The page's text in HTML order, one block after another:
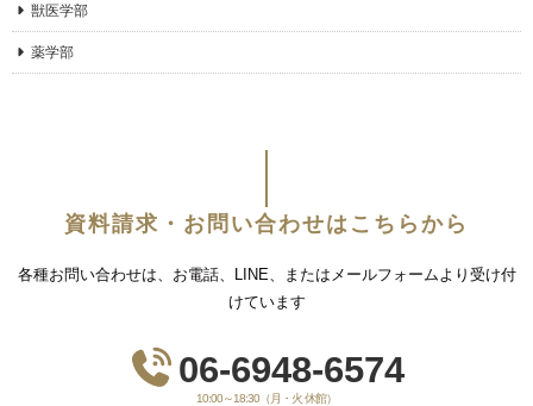
獣医学部
薬学部
資料請求・お問い合わせはこちらから
各種お問い合わせは、お電話、LINE、またはメールフォームより受け付
けています
06-6948-6574
10:00～18:30（月・火 休館）